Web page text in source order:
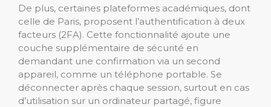
De plus, certaines plateformes académiques, dont
celle de Paris, proposent l’authentification à deux
facteurs (2FA). Cette fonctionnalité ajoute une
couche supplémentaire de sécurité en
demandant une confirmation via un second
appareil, comme un téléphone portable. Se
déconnecter après chaque session, surtout en cas
d’utilisation sur un ordinateur partagé, figure